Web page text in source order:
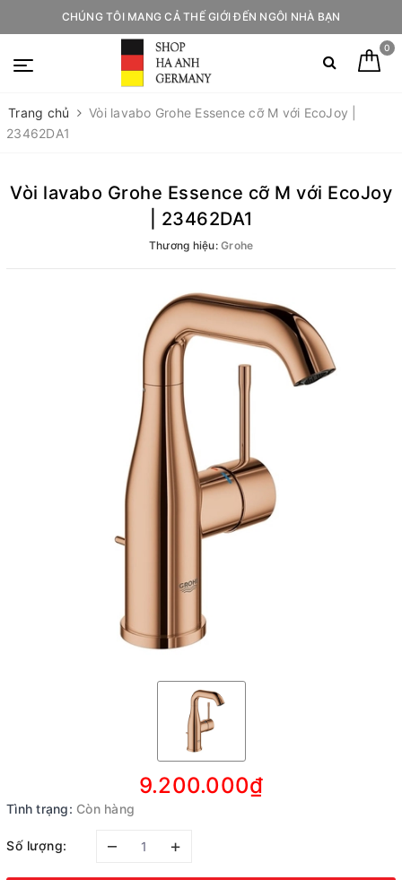
CHÚNG TÔI MANG CẢ THẾ GIỚI ĐẾN NGÔI NHÀ BẠN
0
Trang chủ
Vòi lavabo Grohe Essence cỡ M với EcoJoy |
23462DA1
Vòi lavabo Grohe Essence cỡ M với EcoJoy
| 23462DA1
Thương hiệu: Grohe
9.200.000₫
Tình trạng: Còn hàng
Số lượng: – +